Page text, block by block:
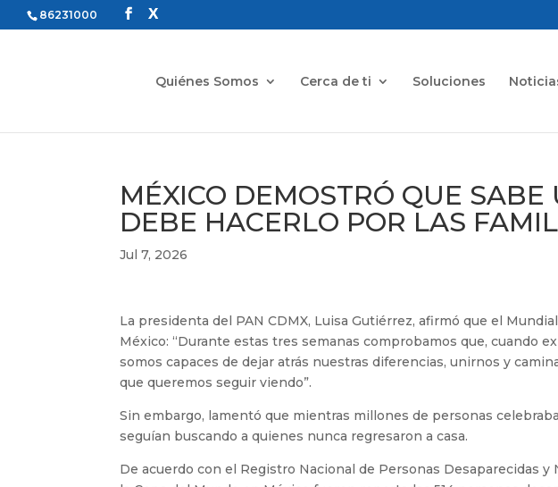
86231000
Quiénes Somos Cerca de ti Soluciones
MÉXICO DEMOSTRÓ QUE SABE
DEBE HACERLO POR LAS
Jul 7, 2026
La presidenta del PAN CDMX, Luisa Gutiérrez, afirmó que el
México: “Durante estas tres semanas comprobamos que, cuando
somos capaces de dejar atrás nuestras diferencias, unirnos y
que queremos seguir viendo”.
Sin embargo, lamentó que mientras millones de personas
seguían buscando a quienes nunca regresaron a casa.
De acuerdo con el Registro Nacional de Personas Desaparecidas y